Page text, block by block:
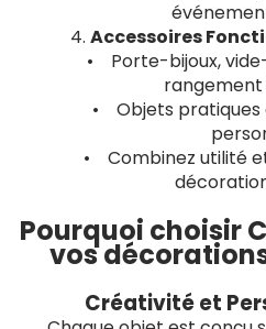
4. Accessoires
• Porte-bijoux,
• Objets pratiques
• Combinez utilité
Pourquoi choisir
vos
Créativité et